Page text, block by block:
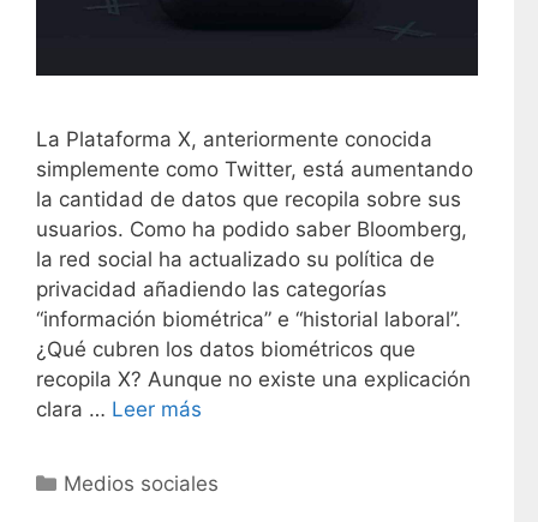
La Plataforma X, anteriormente conocida
simplemente como Twitter, está aumentando
la cantidad de datos que recopila sobre sus
usuarios. Como ha podido saber Bloomberg,
la red social ha actualizado su política de
privacidad añadiendo las categorías
“información biométrica” e “historial laboral”.
¿Qué cubren los datos biométricos que
recopila X? Aunque no existe una explicación
clara … Leer más
C
Medios sociales